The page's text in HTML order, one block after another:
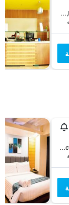
Ibabao - Gisi - Agus Road, لابو-لابو ستي, الفلبين
Lot2 Blk5 Vistamar Subd, Dapdap, Mactan Lapu-Lapu City, Cebu, لابو-لابو ستي, الفلبين